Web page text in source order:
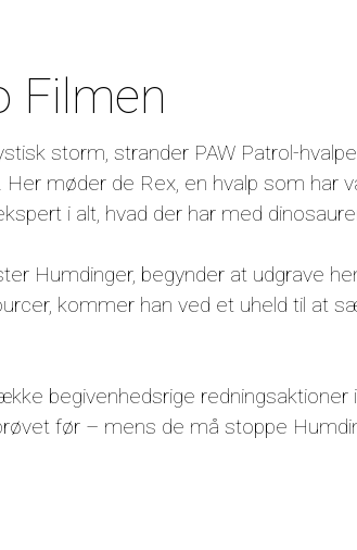
Filmen
storm, strander PAW Patrol-
møder de Rex, en hvalp som har
i alt, hvad der har med
Humdinger, begynder at udgrave
kommer han ved et uheld til at
begivenhedsrige redningsaktioner
før – mens de må stoppe